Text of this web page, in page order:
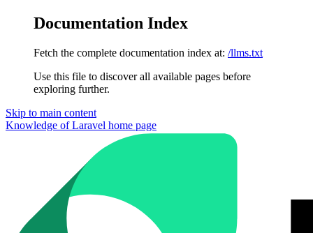
Documentation Index
Fetch the complete documentation index at: /llms.txt
Use this file to discover all available pages before
exploring further.
Skip to main content
Knowledge of Laravel home page